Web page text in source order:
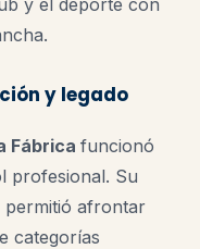
y legado
Fábrica funcionó
profesional. Su
afrontar
categorías